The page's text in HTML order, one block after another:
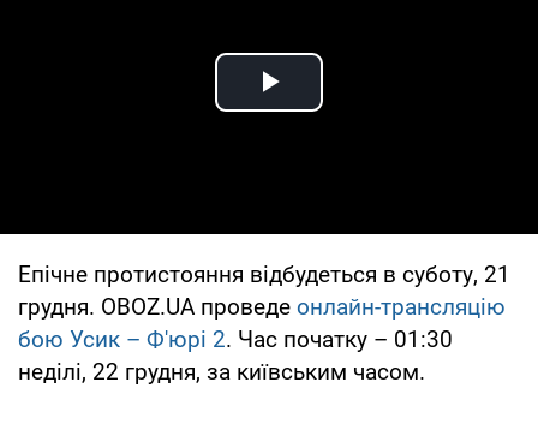
Play Video
Епічне протистояння відбудеться в суботу, 21
грудня. OBOZ.UA проведе онлайн-трансляцію
бою Усик – Ф'юрі 2. Час початку – 01:30
неділі, 22 грудня, за київським часом.